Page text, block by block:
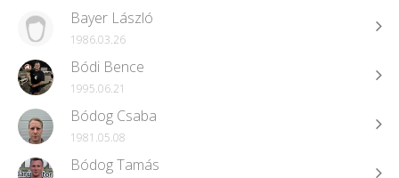
Bayer László
1986.03.26
Bódi Bence
1995.06.21
Bódog Csaba
1981.05.08
Bódog Tamás